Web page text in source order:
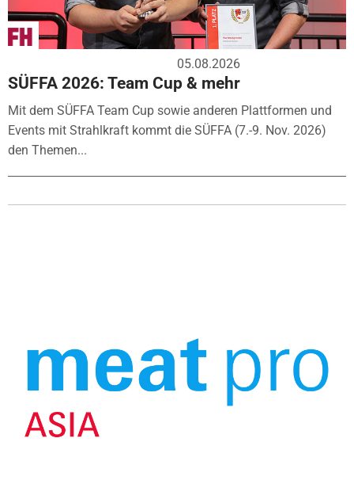
05.08.2026
SÜFFA 2026: Team Cup & mehr
Mit dem SÜFFA Team Cup sowie anderen Plattformen und
Events mit Strahlkraft kommt die SÜFFA (7.-9. Nov. 2026)
den Themen...